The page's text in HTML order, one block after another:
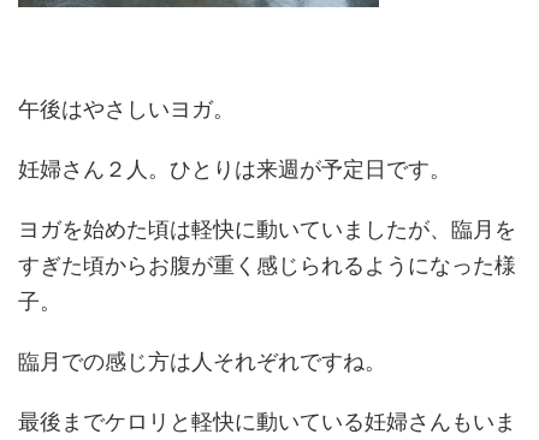
午後はやさしいヨガ。
妊婦さん２人。ひとりは来週が予定日です。
ヨガを始めた頃は軽快に動いていましたが、臨月を
すぎた頃からお腹が重く感じられるようになった様
子。
臨月での感じ方は人それぞれですね。
最後までケロリと軽快に動いている妊婦さんもいま